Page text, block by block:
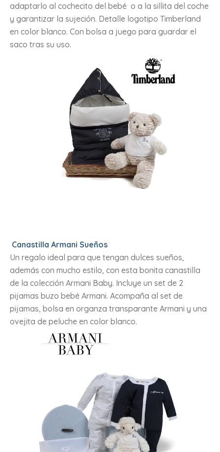
adaptarlo al cochecito del bebé o a la sillita del coche
y garantizar la sujeción. Detalle logotipo Timberland
en color blanco. Con bolsa a juego para guardar el
saco tras su uso.
Canastilla Armani Sueños
Un regalo ideal para que tengan dulces sueños,
además con mucho estilo, con esta bonita canastilla
de la colección Armani Baby. Incluye un set de 2
pijamas buzo bebé Armani. Acompaña al set de
pijamas, bolsa en organza transparante Armani y una
ovejita de peluche en color blanco.